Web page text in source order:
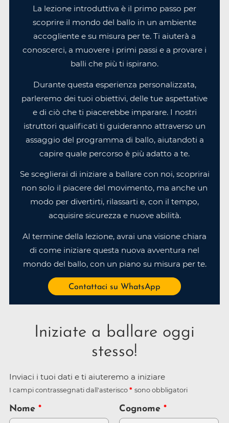
La lezione introduttiva è il primo passo per
scoprire il mondo del ballo in un ambiente
accogliente e su misura per te. Ti aiuterà a
conoscerci, a muovere i primi passi e a provare i
balli che più ti ispirano.
Durante questa esperienza personalizzata,
parleremo dei tuoi obiettivi, delle tue aspettative
e di ciò che ti piacerebbe imparare. I nostri
istruttori qualificati ti guideranno attraverso un
assaggio del programma di ballo, aiutandoti a
capire quale percorso è più adatto a te.
Se sceglierai di iniziare a ballare con noi, scoprirai
non solo il piacere del movimento, ma anche un
modo per divertirti, rilassarti e, con il tempo,
acquisire sicurezza e nuove abilità.
Al termine della lezione, avrai una visione chiara
di come iniziare questa nuova avventura nel
mondo del ballo, con un piano su misura per te.
Contattaci su WhatsApp
Iniziate a ballare oggi
stesso!
Inviaci i tuoi dati e ti aiuteremo a iniziare
I campi contrassegnati dall'asterisco sono obbligatori
Nome Cognome